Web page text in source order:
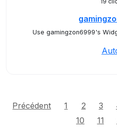
Use gamingzon6999's
Précédent 1 2 3
10
11